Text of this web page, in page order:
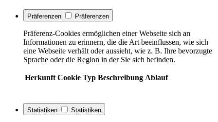
Präferenzen Präferenzen
Präferenz-Cookies ermöglichen einer Webseite sich an
Informationen zu erinnern, die die Art beeinflussen, wie sich
eine Webseite verhält oder aussieht, wie z. B. Ihre bevorzugte
Sprache oder die Region in der Sie sich befinden.
Herkunft Cookie Typ Beschreibung Ablauf
Statistiken Statistiken